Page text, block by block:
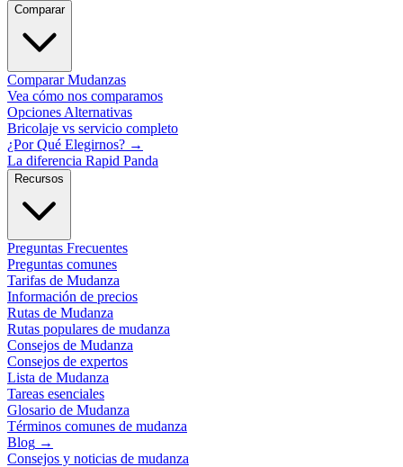
Comparar
Comparar Mudanzas
Vea cómo nos comparamos
Opciones Alternativas
Bricolaje vs servicio completo
¿Por Qué Elegirnos? →
La diferencia Rapid Panda
Recursos
Preguntas Frecuentes
Preguntas comunes
Tarifas de Mudanza
Información de precios
Rutas de Mudanza
Rutas populares de mudanza
Consejos de Mudanza
Consejos de expertos
Lista de Mudanza
Tareas esenciales
Glosario de Mudanza
Términos comunes de mudanza
Blog →
Consejos y noticias de mudanza